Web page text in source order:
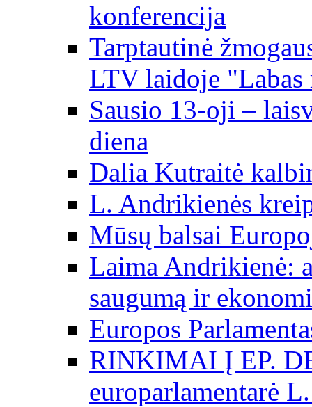
konferencija
Tarptautinė
LTV laidoje
Sausio 13-oji –
diena
Dalia Kutraitė
L. Andrikienės
Mūsų balsai
Laima Andrikienė:
saugumą ir
Europos
RINKIMAI Į EP.
europarlamentarė